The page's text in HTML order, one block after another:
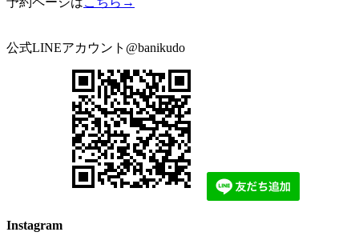
公式LINEアカウント@banikudo
Instagram